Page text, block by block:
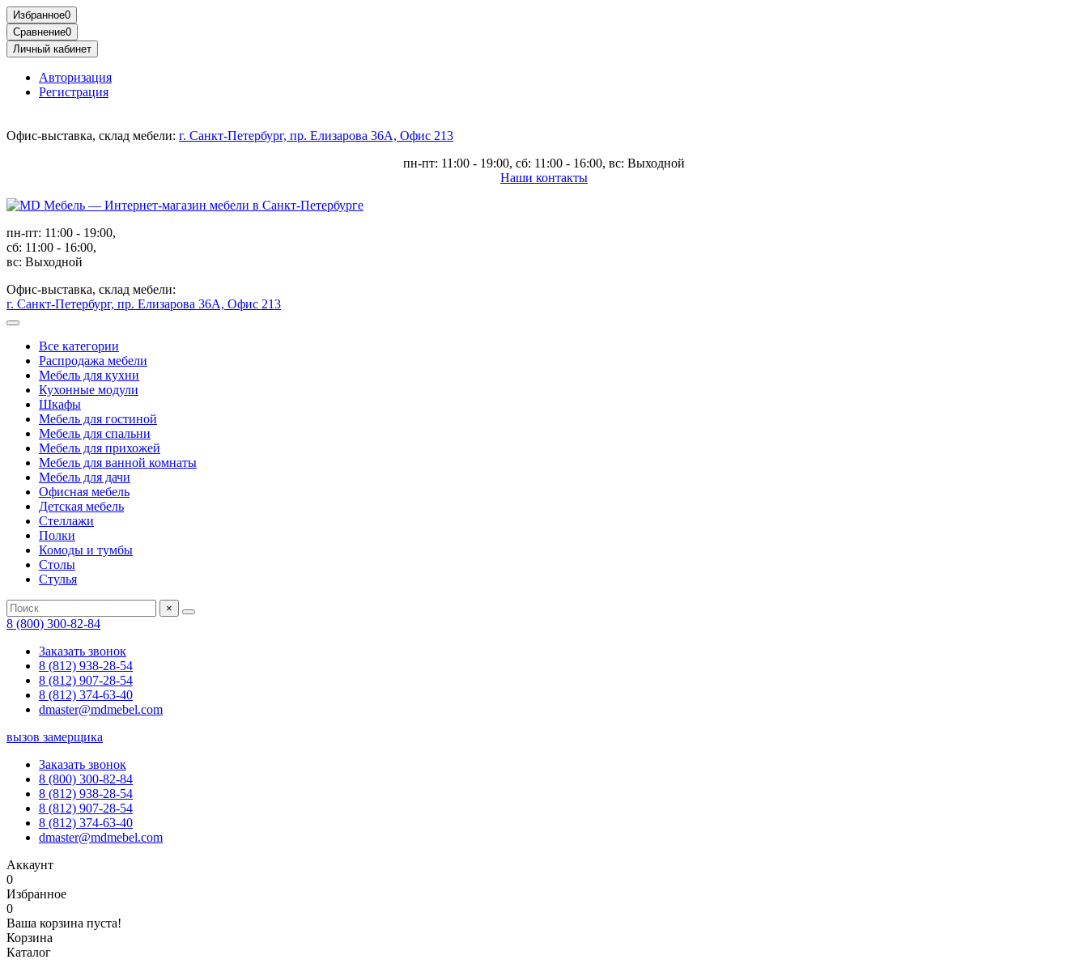
Избранное0
Сравнение0
Личный кабинет
Авторизация
Регистрация
Офис-выставка, склад мебели: г. Санкт-Петербург, пр. Елизарова 36А, Офис 213
пн-пт: 11:00 - 19:00, сб: 11:00 - 16:00, вс: Выходной
Наши контакты
пн-пт: 11:00 - 19:00,
сб: 11:00 - 16:00,
вс: Выходной
Офис-выставка, склад мебели:
г. Санкт-Петербург, пр. Елизарова 36А, Офис 213
Все категории
Распродажа мебели
Мебель для кухни
Кухонные модули
Шкафы
Мебель для гостиной
Мебель для спальни
Мебель для прихожей
Мебель для ванной комнаты
Мебель для дачи
Офисная мебель
Детская мебель
Стеллажи
Полки
Комоды и тумбы
Столы
Стулья
×
8 (800) 300-82-84
Заказать звонок
8 (812) 938-28-54
8 (812) 907-28-54
8 (812) 374-63-40
dmaster@mdmebel.com
вызов замерщика
Заказать звонок
8 (800) 300-82-84
8 (812) 938-28-54
8 (812) 907-28-54
8 (812) 374-63-40
dmaster@mdmebel.com
Аккаунт
0
Избранное
0
Ваша корзина пуста!
Корзина
Каталог